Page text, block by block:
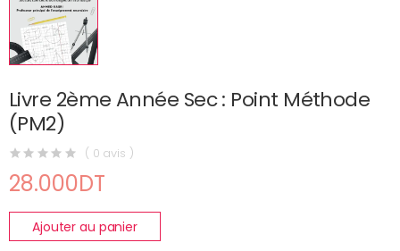
Livre 2ème Année Sec : Point Méthode
(PM2)
( 0 avis )
28.000DT
Ajouter au panier